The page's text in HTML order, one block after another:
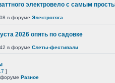
электровело с самым
в форуме Электротяга
2026 опять по садовке
в форуме Слеты-фестивали
]
Разное